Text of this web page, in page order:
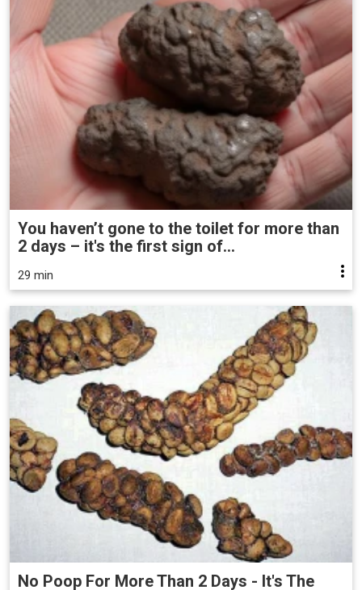
You haven’t gone to the toilet for more than
2 days – it's the first sign of...
29 min
No Poop For More Than 2 Days - It's The